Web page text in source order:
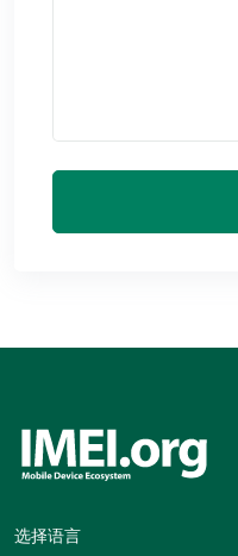
选择语言